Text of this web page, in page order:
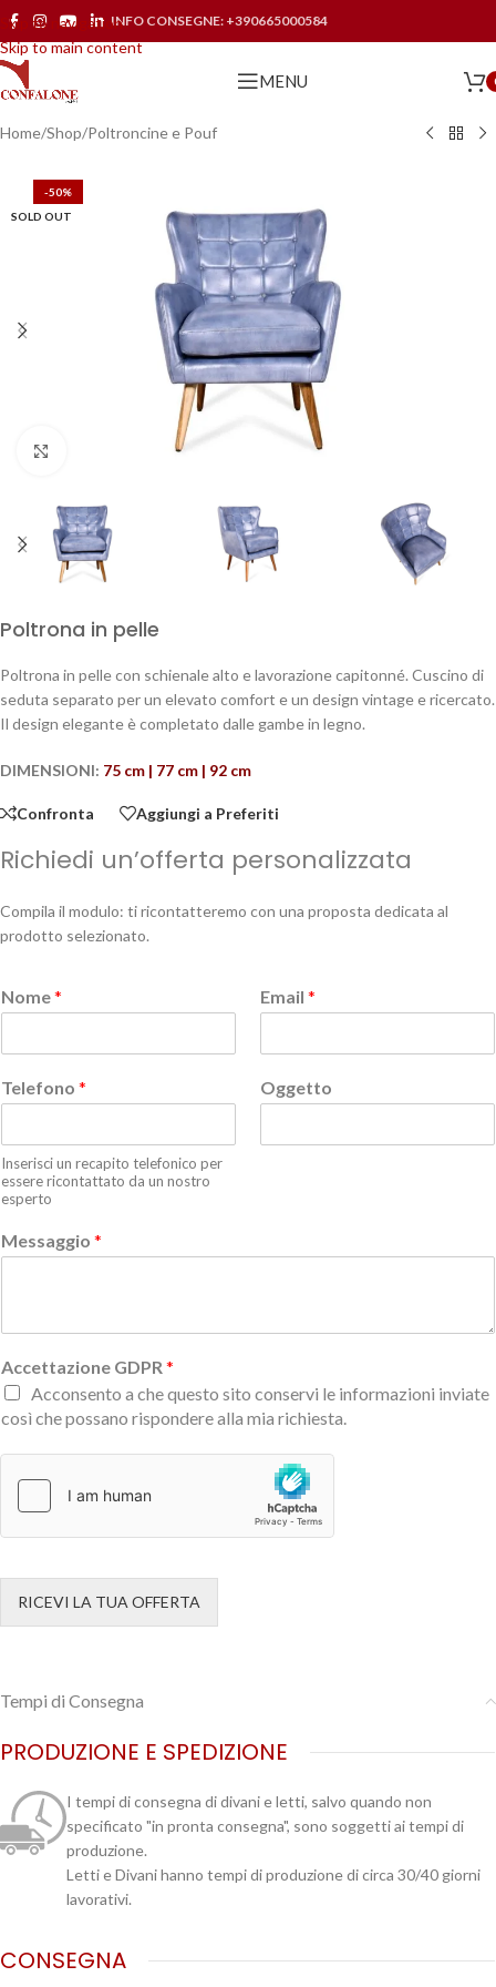
Skip to navigation
Skip to main content
INFO CONSEGNE: +390665000584
MENU
Home/Shop/Poltroncine e Pouf
-50%
SOLD OUT
Poltrona in pelle
Poltrona in pelle con schienale alto e lavorazione capitonné. Cuscino di
seduta separato per un elevato comfort e un design vintage e ricercato.
Il design elegante è completato dalle gambe in legno.
DIMENSIONI: 75 cm | 77 cm | 92 cm
Confronta Aggiungi a Preferiti
Richiedi un’offerta personalizzata
Compila il modulo: ti ricontatteremo con una proposta dedicata al
prodotto selezionato.
Nome* Email *
Telefono *
Inserisci un recapito telefonico per
essere ricontattato da un nostro
esperto
Oggetto
Messaggio *
Accettazione GDPR *
Acconsento a che questo sito conservi le informazioni inviate
così che possano rispondere alla mia richiesta.
RICEVI LA TUA OFFERTA
Tempi di Consegna
PRODUZIONE E SPEDIZIONE
I tempi di consegna di divani e letti, salvo quando non
specificato "in pronta consegna", sono soggetti ai tempi di
produzione.
Letti e Divani hanno tempi di produzione di circa 30/40 giorni
lavorativi.
CONSEGNA